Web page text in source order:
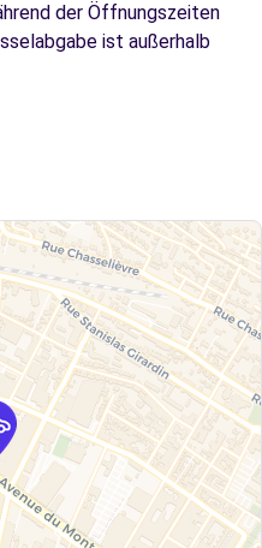
der Öffnungszeiten
ist außerhalb